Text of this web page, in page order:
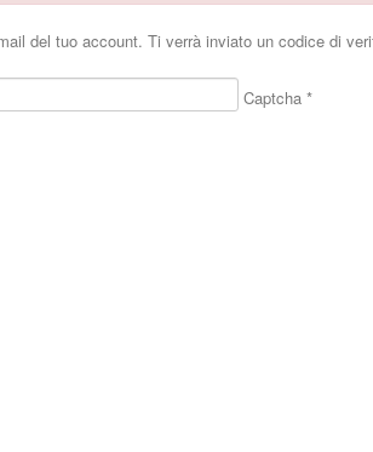
del tuo account. Ti verrà inviato un codice di
Captcha *